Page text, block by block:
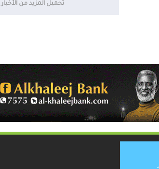
تحميل المزيد من الأخبار